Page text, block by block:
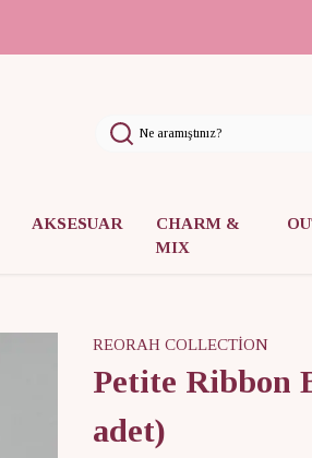
AKSESUAR
CHARM &
MIX
REORAH COLLECTİON
Petite Ribbon
adet)